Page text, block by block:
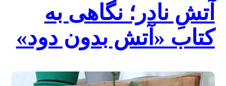
آتشِ نادر؛ نگاهی به
کتاب «آتش بدون دود»